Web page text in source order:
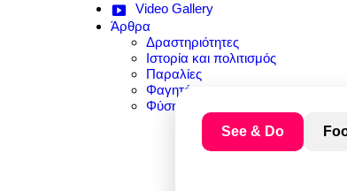
Video Gallery
Άρθρα
Δραστηριότητες
Ιστορία και πολιτισμός
Παραλίες
Φαγητό
Φύση και αξιοθέατα
See & Do